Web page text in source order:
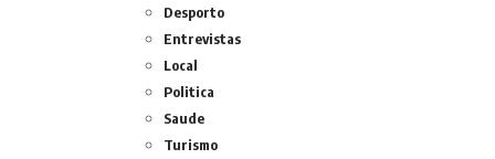
Desporto
Entrevistas
Local
Politica
Saude
Turismo